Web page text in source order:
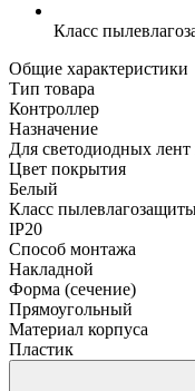
Класс
Общие характеристики
Тип товара
Контроллер
Назначение
Для светодиодных
Цвет покрытия
Белый
Класс
IP20
Способ монтажа
Накладной
Форма (сечение)
Прямоугольный
Материал корпуса
Пластик